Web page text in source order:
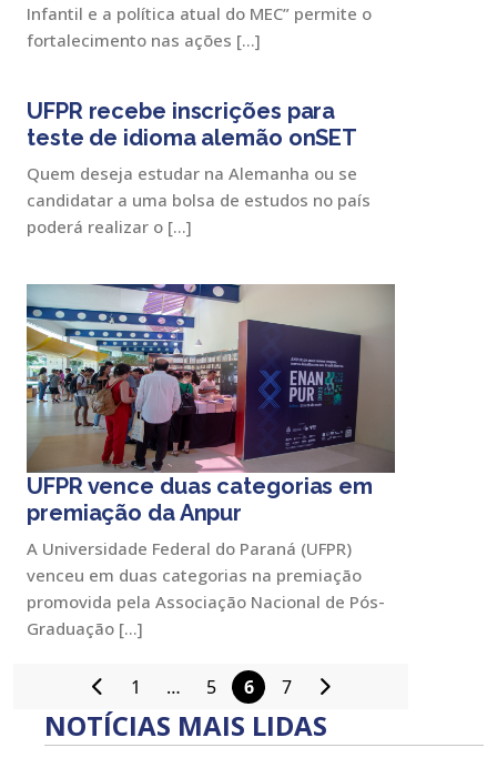
Infantil e a política atual do MEC” permite o
fortalecimento nas ações […]
UFPR recebe inscrições para
teste de idioma alemão onSET
Quem deseja estudar na Alemanha ou se
candidatar a uma bolsa de estudos no país
poderá realizar o […]
UFPR vence duas categorias em
premiação da Anpur
A Universidade Federal do Paraná (UFPR)
venceu em duas categorias na premiação
promovida pela Associação Nacional de Pós-
Graduação […]
Paginação
de
posts
1 … 5 6 7
NOTÍCIAS MAIS LIDAS